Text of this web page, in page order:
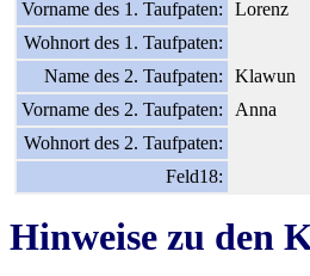
Vorname des 1. Taufpaten:
Lorenz
Wohnort des 1. Taufpaten:
Name des 2. Taufpaten:
Klawun
Vorname des 2. Taufpaten:
Anna
Wohnort des 2. Taufpaten:
Feld18:
Hinweise zu den